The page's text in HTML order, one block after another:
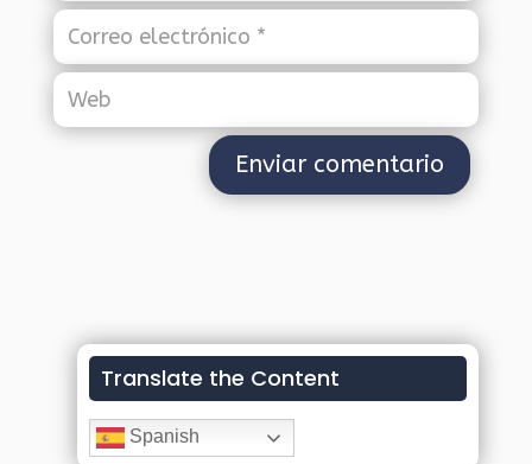
Translate the Content
Spanish